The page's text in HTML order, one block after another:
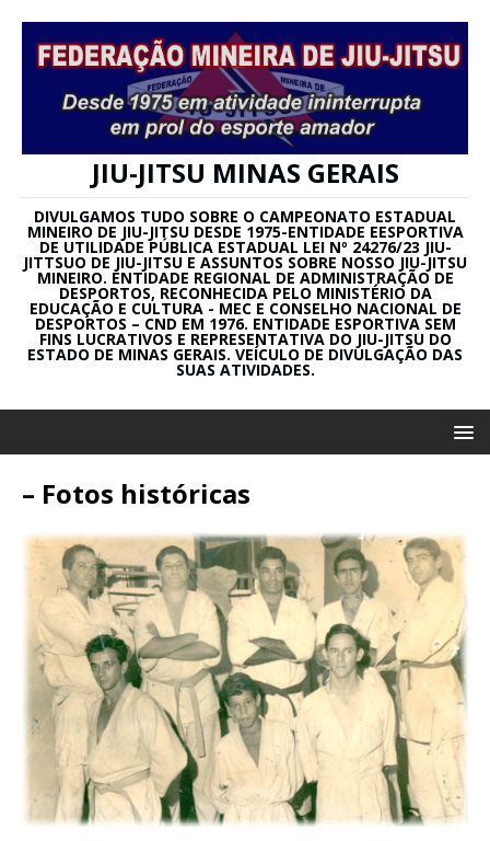
JIU-JITSU MINAS GERAIS
DIVULGAMOS TUDO SOBRE O CAMPEONATO ESTADUAL
MINEIRO DE JIU-JITSU DESDE 1975-ENTIDADE EESPORTIVA
DE UTILIDADE PÚBLICA ESTADUAL LEI Nº 24276/23 JIU-
JITTSUO DE JIU-JITSU E ASSUNTOS SOBRE NOSSO JIU-JITSU
MINEIRO. ENTIDADE REGIONAL DE ADMINISTRAÇÃO DE
DESPORTOS, RECONHECIDA PELO MINISTÉRIO DA
EDUCAÇÃO E CULTURA - MEC E CONSELHO NACIONAL DE
DESPORTOS – CND EM 1976. ENTIDADE ESPORTIVA SEM
FINS LUCRATIVOS E REPRESENTATIVA DO JIU-JITSU DO
ESTADO DE MINAS GERAIS. VEÍCULO DE DIVULGAÇÃO DAS
SUAS ATIVIDADES.
– Fotos históricas